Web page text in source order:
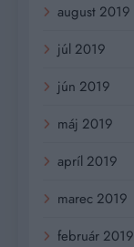
august 2019
júl 2019
jún 2019
máj 2019
apríl 2019
marec 2019
február 2019